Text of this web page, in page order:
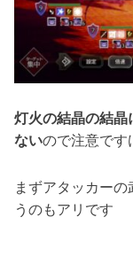
灯火の結晶の結晶
ないので注意です
まずアタッカー
うのもアリです